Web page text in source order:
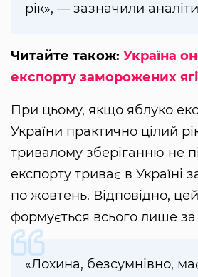
рік», — зазначили
Читайте також: Україна
експорту заморожених
При цьому, якщо яблуко
України практично цілий
тривалому зберіганню не
експорту триває в Україні
по жовтень. Відповідно,
формується всього лише за
«Лохина, безсумнівно,